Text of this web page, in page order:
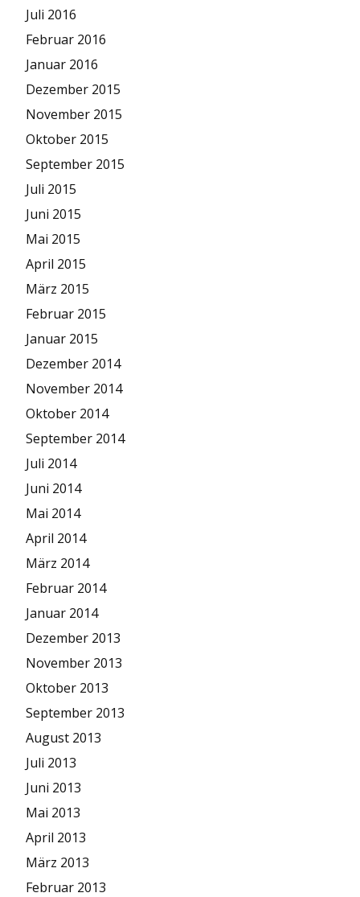
Juli 2016
Februar 2016
Januar 2016
Dezember 2015
November 2015
Oktober 2015
September 2015
Juli 2015
Juni 2015
Mai 2015
April 2015
März 2015
Februar 2015
Januar 2015
Dezember 2014
November 2014
Oktober 2014
September 2014
Juli 2014
Juni 2014
Mai 2014
April 2014
März 2014
Februar 2014
Januar 2014
Dezember 2013
November 2013
Oktober 2013
September 2013
August 2013
Juli 2013
Juni 2013
Mai 2013
April 2013
März 2013
Februar 2013